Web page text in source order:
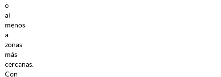
o
al
menos
a
zonas
más
cercanas.
Con